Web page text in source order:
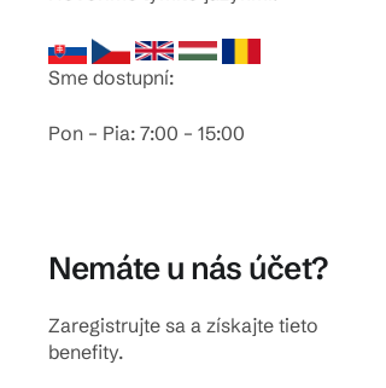
Sme dostupní:
Pon – Pia: 7:00 – 15:00
Nemáte u nás účet?
Zaregistrujte sa a získajte tieto
benefity.